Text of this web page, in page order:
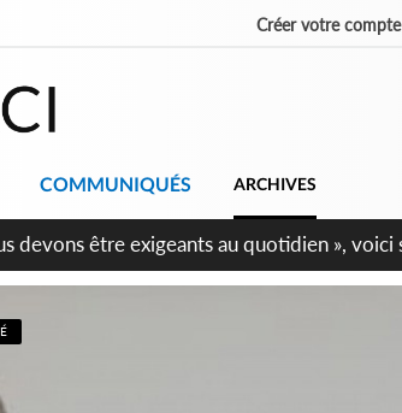
Créer votre compte
COMMUNIQUÉS ARCHIVES
de Défense et de Sécurité affichent leur